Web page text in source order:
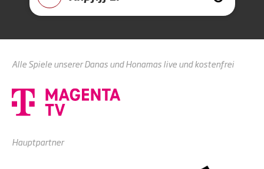
Alle Spiele unserer Danas und Honamas live und kostenfrei
Hauptpartner